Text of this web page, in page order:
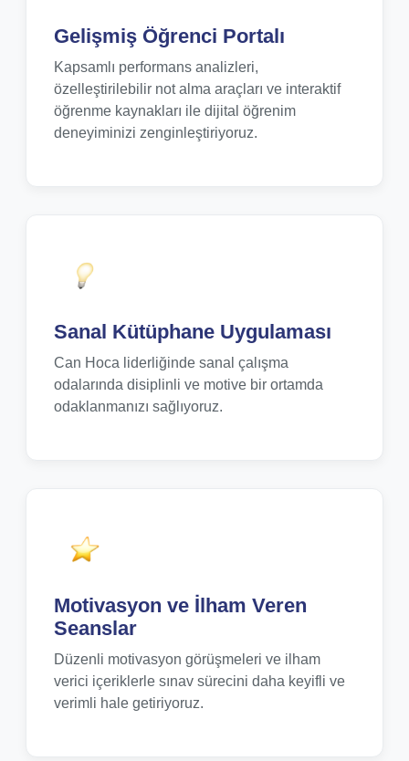
Gelişmiş Öğrenci Portalı
Kapsamlı performans analizleri,
özelleştirilebilir not alma araçları ve interaktif
öğrenme kaynakları ile dijital öğrenim
deneyiminizi zenginleştiriyoruz.
Sanal Kütüphane Uygulaması
Can Hoca liderliğinde sanal çalışma
odalarında disiplinli ve motive bir ortamda
odaklanmanızı sağlıyoruz.
Motivasyon ve İlham Veren
Seanslar
Düzenli motivasyon görüşmeleri ve ilham
verici içeriklerle sınav sürecini daha keyifli ve
verimli hale getiriyoruz.